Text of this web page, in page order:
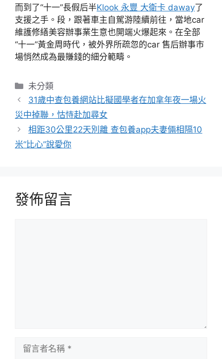
而到了“十一”長假后半Klook 永豐 大衛卡 daway了
支援之手。段，跟著車主自駕游陸續前往，當地car
維護修繕美容辦事業生意也開端火爆起來。在全部
“十一”黃金周時代，被外界所疏忽的car 售后辦事市
場悄然成為最賺錢的細分範疇。
分
類
未分類
31歲中查包養網站比擬國學者在加拿年夜一場火
災中掉聯，怙恃赴加尋女
相距30公里22天別離 查包養app夫妻倆相隔10
米“比心”說愛你
發佈留言